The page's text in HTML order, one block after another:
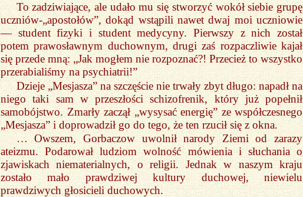
To zadziwiające, ale udało mu się stworzyć wokół siebie grupę
uczniów-„apostołów”, dokąd wstąpili nawet dwaj moi uczniowie
— student fizyki i student medycyny. Pierwszy z nich został
potem prawosławnym duchownym, drugi zaś rozpaczliwie kajał
się przede mną: „Jak mogłem nie rozpoznać?! Przecież to wszystko
przerabialiśmy na psychiatrii!”
Dzieje „Mesjasza” na szczęście nie trwały zbyt długo: napadł na
niego taki sam w przeszłości schizofrenik, który już popełnił
samobójstwo. Zmarły zaczął „wysysać energię” ze współczesnego
„Mesjasza” i doprowadził go do tego, że ten rzucił się z okna.
… Owszem, Gorbaczow uwolnił narody Ziemi od zarazy
ateizmu. Podarował ludziom wolność mówienia i słuchania o
zjawiskach niematerialnych, o religii. Jednak w naszym kraju
zostało mało prawdziwej kultury duchowej, niewielu
prawdziwych głosicieli duchowych.